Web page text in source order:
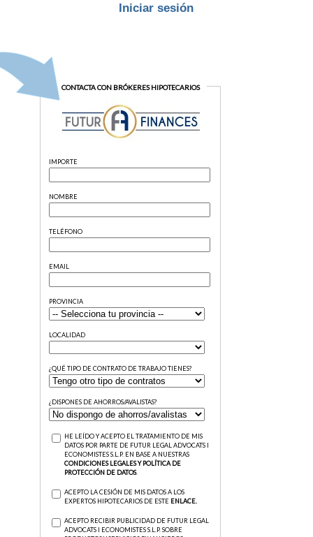
Iniciar sesión